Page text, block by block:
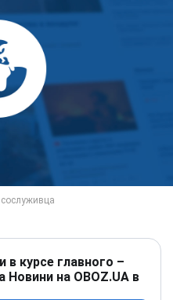
в курсе главного –
Новини на OBOZ.UA в